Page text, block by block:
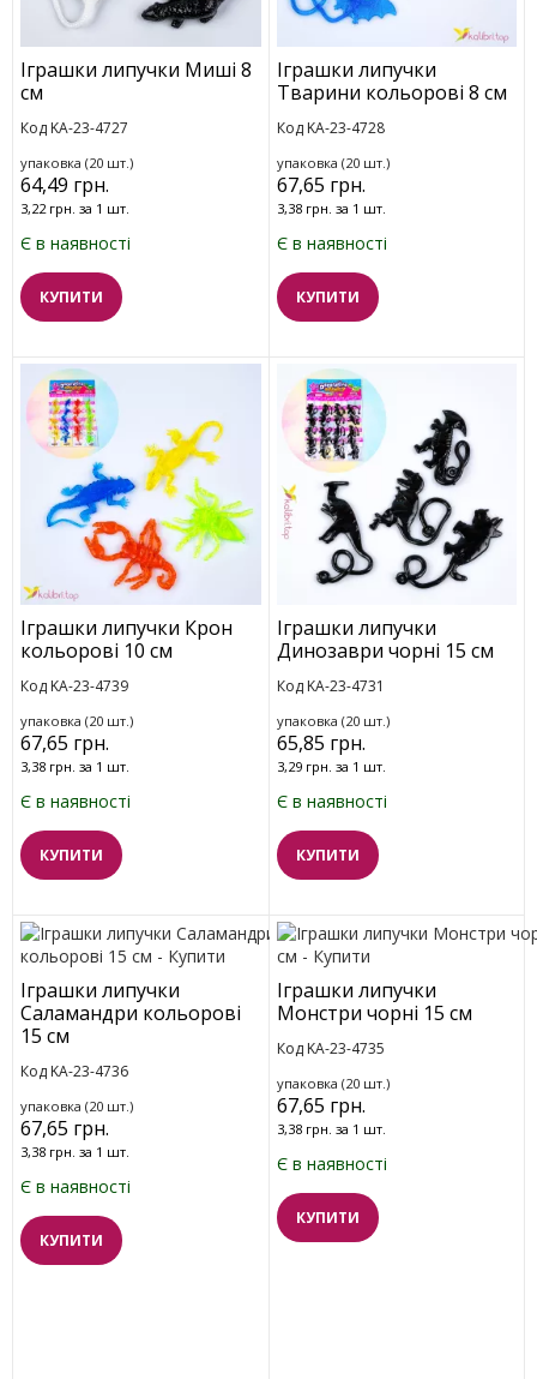
Іграшки липучки Миші 8
см
Код KA-23-4727
упаковка (20 шт.)
64,49 грн.
3,22 грн. за 1 шт.
Є в наявності
КУПИТИ
Іграшки липучки
Тварини кольорові 8 см
Код KA-23-4728
упаковка (20 шт.)
67,65 грн.
3,38 грн. за 1 шт.
Є в наявності
КУПИТИ
Іграшки липучки Крон
кольорові 10 см
Код KA-23-4739
упаковка (20 шт.)
67,65 грн.
3,38 грн. за 1 шт.
Є в наявності
КУПИТИ
Іграшки липучки
Динозаври чорні 15 см
Код KA-23-4731
упаковка (20 шт.)
65,85 грн.
3,29 грн. за 1 шт.
Є в наявності
КУПИТИ
Іграшки липучки
Саламандри кольорові
15 см
Код KA-23-4736
упаковка (20 шт.)
67,65 грн.
3,38 грн. за 1 шт.
Є в наявності
КУПИТИ
Іграшки липучки
Монстри чорні 15 см
Код KA-23-4735
упаковка (20 шт.)
67,65 грн.
3,38 грн. за 1 шт.
Є в наявності
КУПИТИ